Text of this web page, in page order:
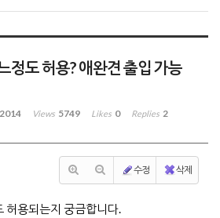
정도 허용? 애완견 출입 가능
Views 5749 Likes 0 Replies 2
수정 삭제
허용되는지 궁금합니다.